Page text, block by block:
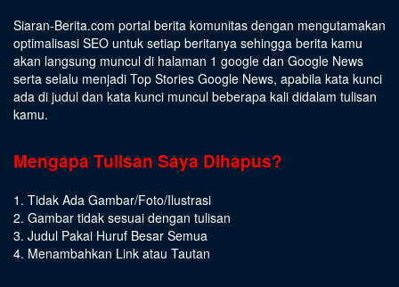
Siaran-Berita.com portal berita komunitas dengan mengutamakan
optimalisasi SEO untuk setiap beritanya sehingga berita kamu
akan langsung muncul di halaman 1 google dan Google News
serta selalu menjadi Top Stories Google News, apabila kata kunci
ada di judul dan kata kunci muncul beberapa kali didalam tulisan
kamu.
Mengapa Tulisan Saya Dihapus?
1. Tidak Ada Gambar/Foto/Ilustrasi
2. Gambar tidak sesuai dengan tulisan
3. Judul Pakai Huruf Besar Semua
4. Menambahkan Link atau Tautan